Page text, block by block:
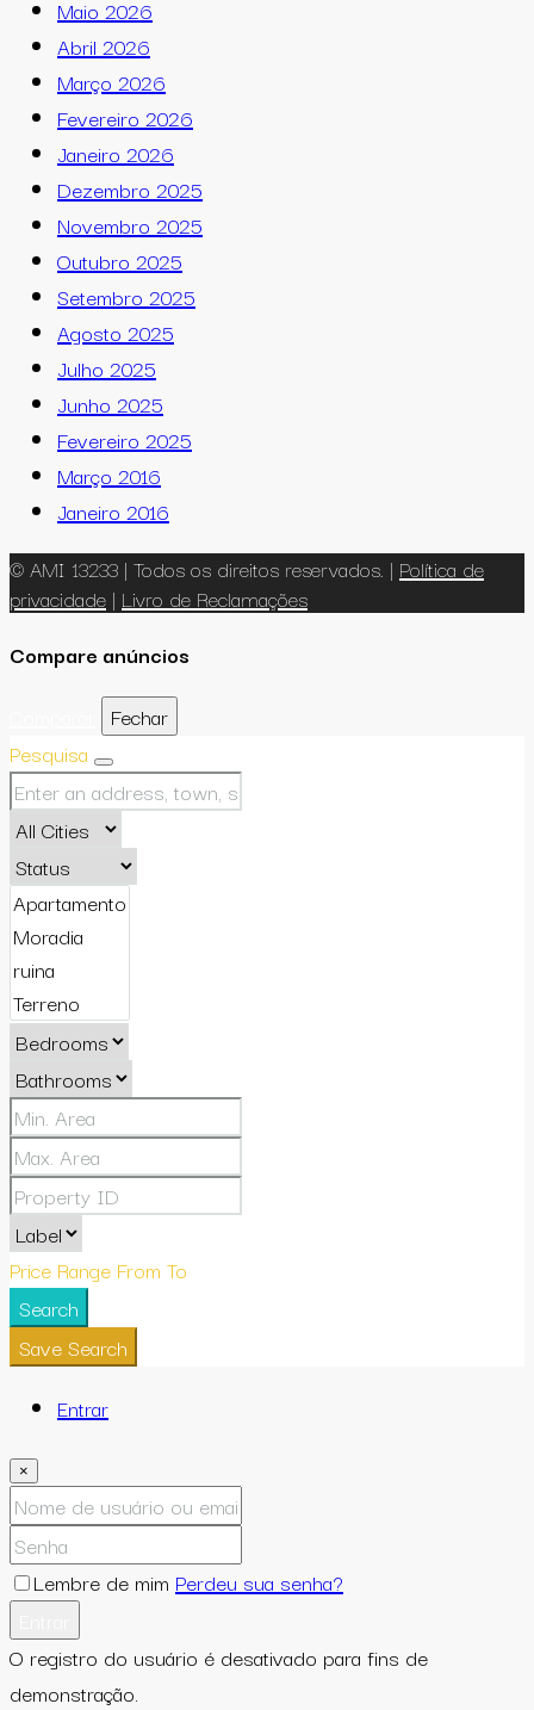
Maio 2026
Abril 2026
Março 2026
Fevereiro 2026
Janeiro 2026
Dezembro 2025
Novembro 2025
Outubro 2025
Setembro 2025
Agosto 2025
Julho 2025
Junho 2025
Fevereiro 2025
Março 2016
Janeiro 2016
© AMI 13233 | Todos os direitos reservados. | Política de
privacidade | Livro de Reclamações
Compare anúncios
Fechar
Pesquisa
Price Range From To
Search
Save Search
Entrar
×
Lembre de mim Perdeu sua senha?
O registro do usuário é desativado para fins de
demonstração.